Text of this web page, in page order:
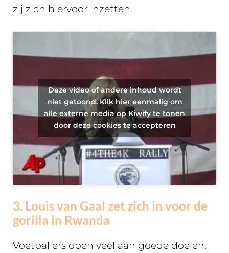
zij zich hiervoor inzetten.
Deze video of andere inhoud wordt
niet getoond. Klik hier eenmalig om
alle externe media op Kiwify te tonen
door deze cookies te accepteren
3. Louis van Gaal zet zich in voor de
gorilla in Rwanda
Voetballers doen veel aan goede doelen,